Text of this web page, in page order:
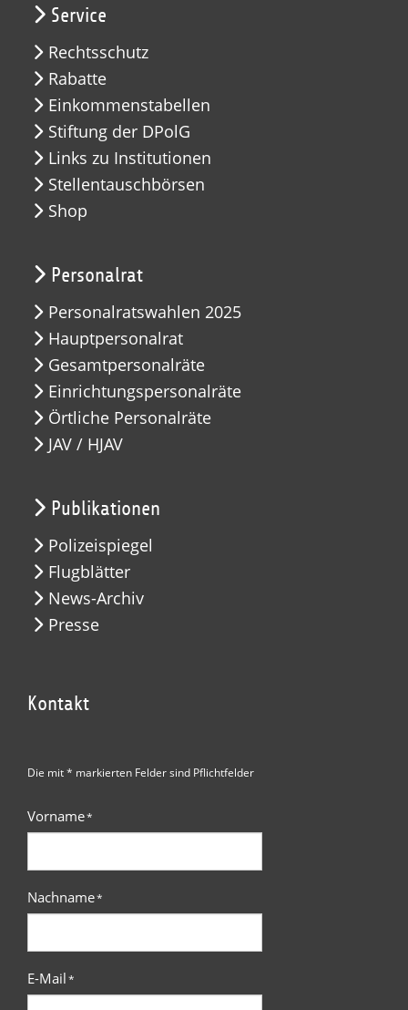
Service
Rechtsschutz
Rabatte
Einkommenstabellen
Stiftung der DPolG
Links zu Institutionen
Stellentauschbörsen
Shop
Personalrat
Personalratswahlen 2025
Hauptpersonalrat
Gesamtpersonalräte
Einrichtungspersonalräte
Örtliche Personalräte
JAV / HJAV
Publikationen
Polizeispiegel
Flugblätter
News-Archiv
Presse
Kontakt
Die mit * markierten Felder sind Pflichtfelder
Vorname*
Nachname*
E-Mail*